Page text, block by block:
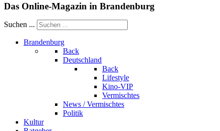
Das Online-Magazin in Brandenburg
Suchen ...
Brandenburg
Back
Deutschland
Back
Lifestyle
Kino-VIP
Vermischtes
News / Vermischtes
Politik
Kultur